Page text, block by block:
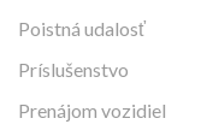
Poistná udalosť
Príslušenstvo
Prenájom vozidiel